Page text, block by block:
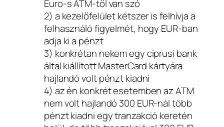
Euro-s ATM-től van szó
2) a kezelőfelület kétszer is felhívja a
felhasználó figyelmét, hogy EUR-ban
adja ki a pénzt
3) konkrétan nekem egy ciprusi bank
által kiállított MasterCard kártyára
hajlandó volt pénzt kiadni
4) az én konkrét esetemben az ATM
nem volt hajlandó 300 EUR-nál több
pénzt kiadni egy tranzakció keretén